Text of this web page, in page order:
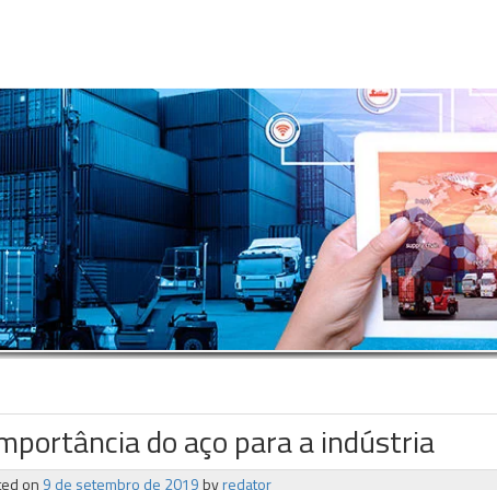
do aço para a indústria
on 9 de setembro de 2019byredator